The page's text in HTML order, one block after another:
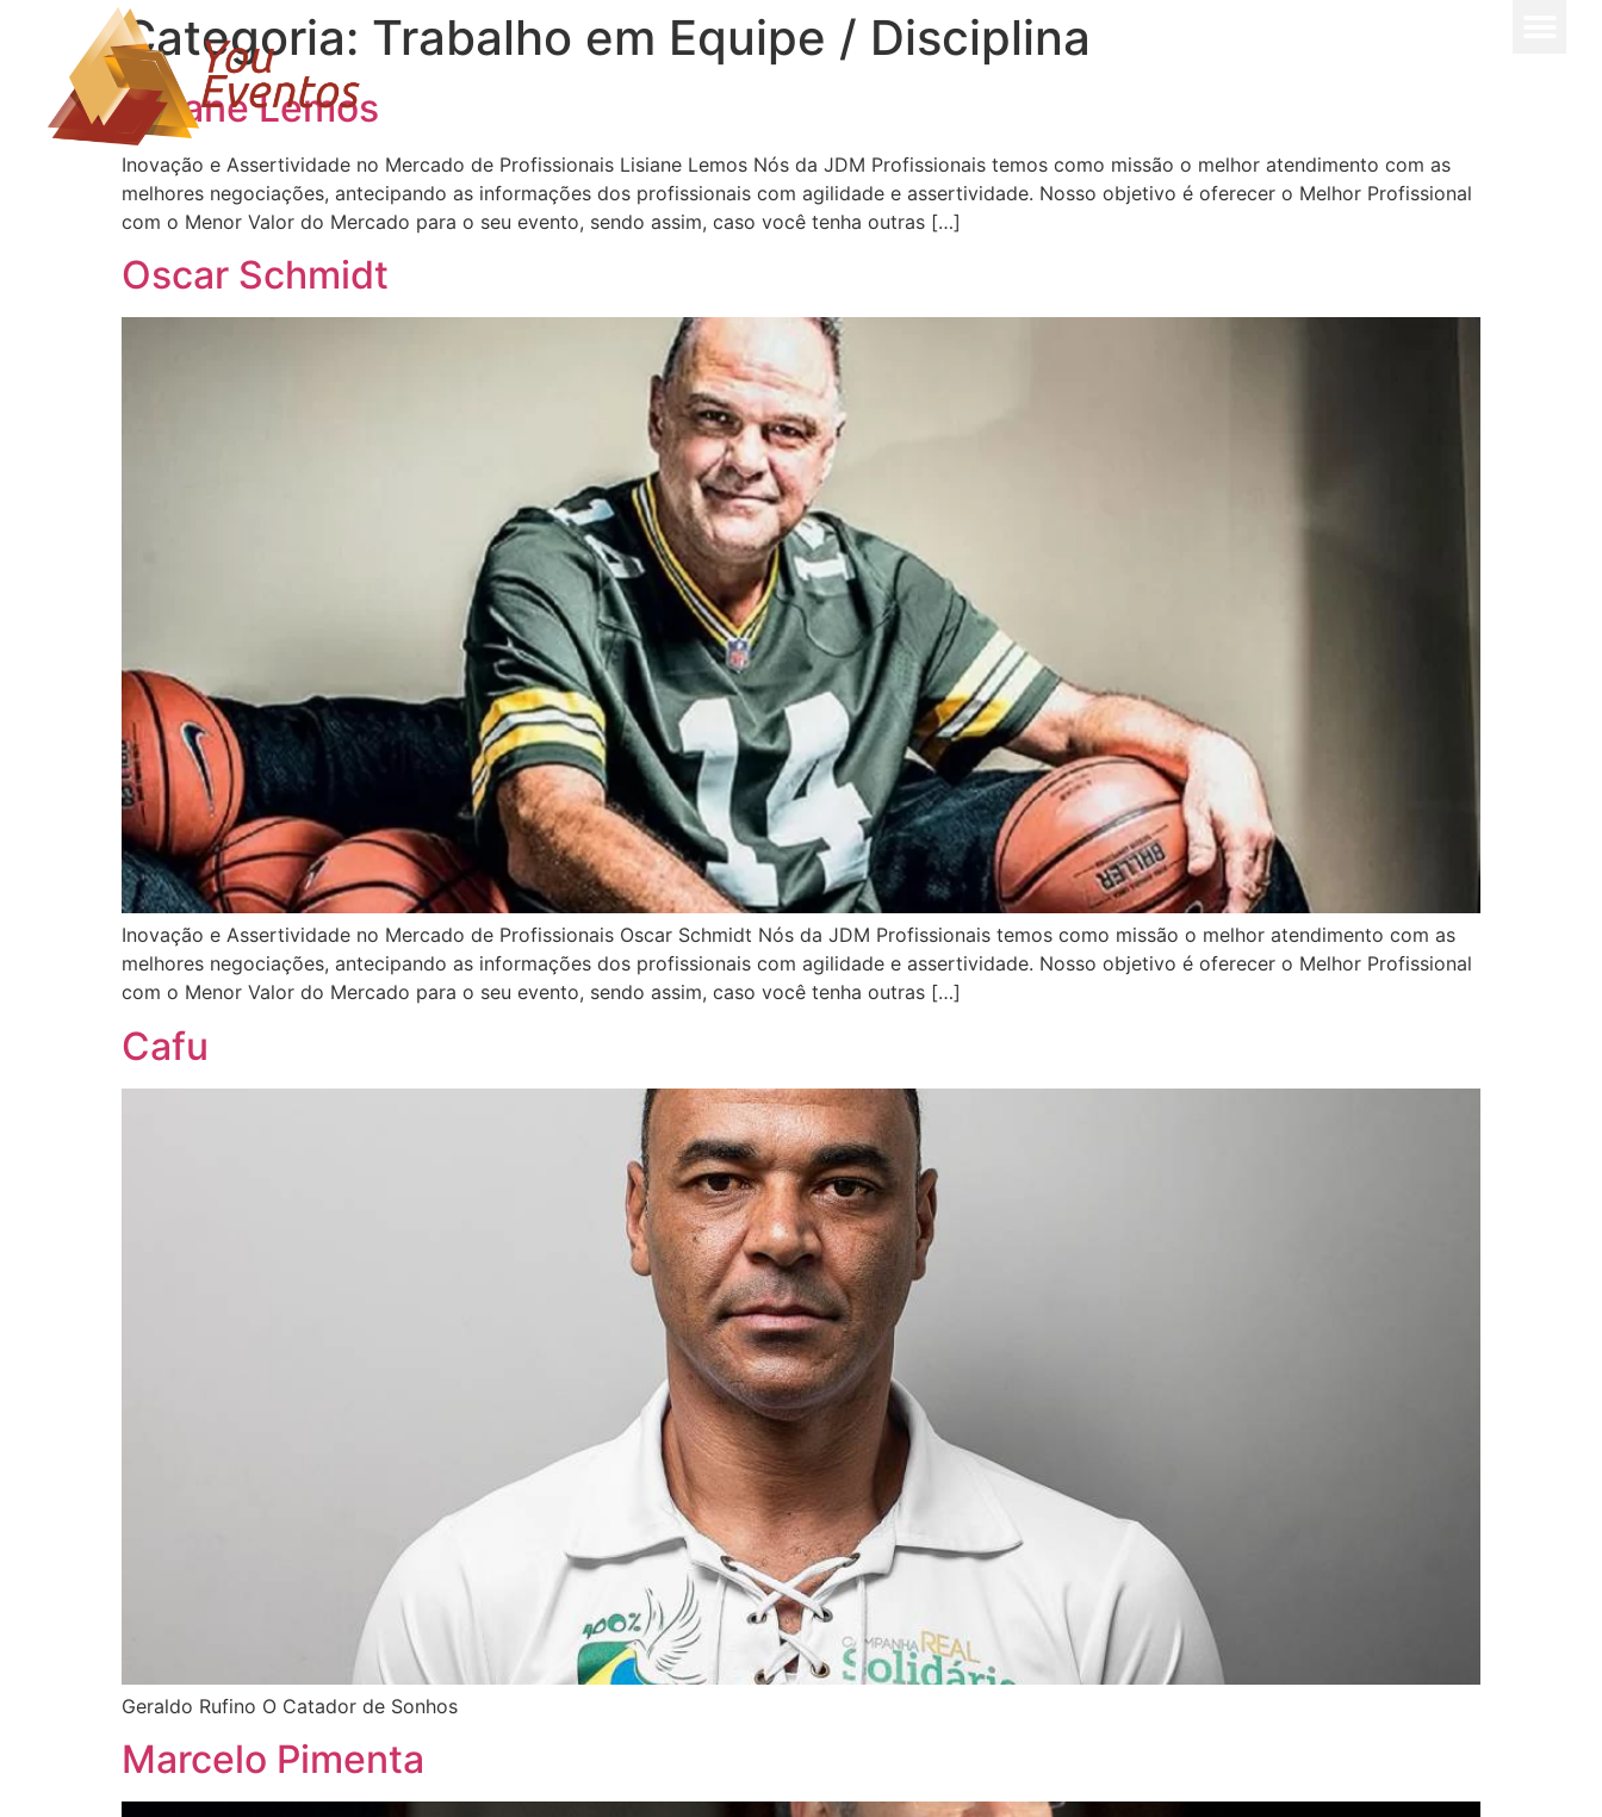
Categoria: Trabalho em Equipe / Disciplina
Lisiane Lemos
Inovação e Assertividade no Mercado de Profissionais Lisiane Lemos Nós da JDM Profissionais temos como missão o melhor atendimento com as
melhores negociações, antecipando as informações dos profissionais com agilidade e assertividade. Nosso objetivo é oferecer o Melhor Profissional
com o Menor Valor do Mercado para o seu evento, sendo assim, caso você tenha outras […]
Oscar Schmidt
Inovação e Assertividade no Mercado de Profissionais Oscar Schmidt Nós da JDM Profissionais temos como missão o melhor atendimento com as
melhores negociações, antecipando as informações dos profissionais com agilidade e assertividade. Nosso objetivo é oferecer o Melhor Profissional
com o Menor Valor do Mercado para o seu evento, sendo assim, caso você tenha outras […]
Cafu
Geraldo Rufino O Catador de Sonhos
Marcelo Pimenta